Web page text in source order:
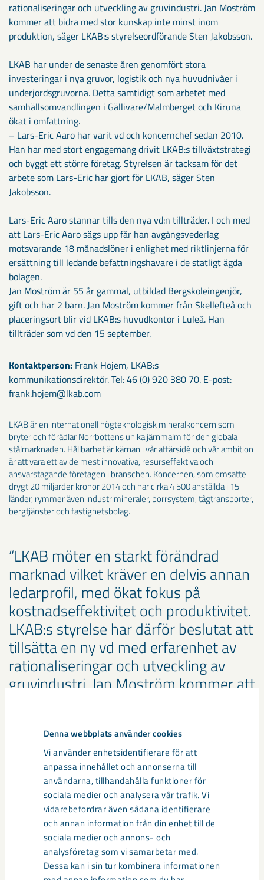
Denna webbplats använder cookies
Vi använder enhetsidentifierare för att
anpassa innehållet och annonserna till
användarna, tillhandahålla funktioner för
sociala medier och analysera vår trafik. Vi
vidarebefordrar även sådana identifierare
och annan information från din enhet till de
sociala medier och annons- och
analysföretag som vi samarbetar med.
Dessa kan i sin tur kombinera informationen
rationaliseringar och utveckling av gruvindustri. Jan Moström
kommer att bidra med stor kunskap inte minst inom
produktion, säger LKAB:s styrelseordförande Sten Jakobsson.
LKAB har under de senaste åren genomfört stora
investeringar i nya gruvor, logistik och nya huvudnivåer i
underjordsgruvorna. Detta samtidigt som arbetet med
samhällsomvandlingen i Gällivare/Malmberget och Kiruna
ökat i omfattning.
– Lars-Eric Aaro har varit vd och koncernchef sedan 2010.
Han har med stort engagemang drivit LKAB:s tillväxtstrategi
och byggt ett större företag. Styrelsen är tacksam för det
arbete som Lars-Eric har gjort för LKAB, säger Sten
Jakobsson.
Lars-Eric Aaro stannar tills den nya vd:n tillträder. I och med
att Lars-Eric Aaro sägs upp får han avgångsvederlag
motsvarande 18 månadslöner i enlighet med riktlinjerna för
ersättning till ledande befattningshavare i de statligt ägda
bolagen.
Jan Moström är 55 år gammal, utbildad Bergskoleingenjör,
gift och har 2 barn. Jan Moström kommer från Skellefteå och
placeringsort blir vid LKAB:s huvudkontor i Luleå. Han
tillträder som vd den 15 september.
Kontaktperson: Frank Hojem, LKAB:s
kommunikationsdirektör. Tel: 46 (0) 920 380 70. E-post:
frank.hojem@lkab.com
LKAB är en internationell högteknologisk mineralkoncern som
bryter och förädlar Norrbottens unika järnmalm för den globala
stålmarknaden. Hållbarhet är kärnan i vår affärsidé och vår ambition
är att vara ett av de mest innovativa, resurseffektiva och
ansvarstagande företagen i branschen. Koncernen, som omsatte
drygt 20 miljarder kronor 2014 och har cirka 4 500 anställda i 15
länder, rymmer även industrimineraler, borrsystem, tågtransporter,
bergtjänster och fastighetsbolag.
LKAB möter en starkt förändrad
marknad vilket kräver en delvis annan
ledarprofil, med ökat fokus på
kostnadseffektivitet och produktivitet.
LKAB:s styrelse har därför beslutat att
tillsätta en ny vd med erfarenhet av
rationaliseringar och utveckling av
gruvindustri. Jan Moström kommer att
Sten Jakobsson, LKAB:s styrelseordförande
Media